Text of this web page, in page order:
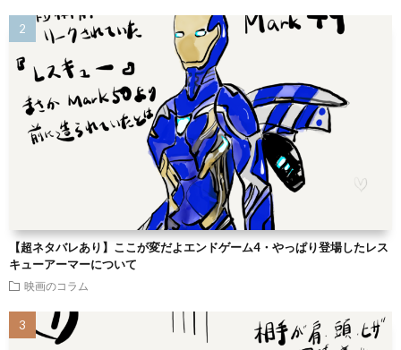
【超ネタバレあり】ここが変だよエンドゲーム4・やっぱり登場したレス
キューアーマーについて
映画のコラム